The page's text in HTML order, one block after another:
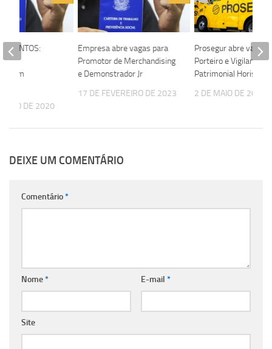
Empresa abre vagas para
Promotor de Merchandising
e Demonstrador Jr
17 DE FEVEREIRO DE 2023
Prosegur abre vagas
Porteiro e Vigilante
Patrimonial Horista
2 DE MAIO DE 2024
em
DE 2020
DEIXE UM COMENTÁRIO
Comentário*
Nome* E-mail *
Site